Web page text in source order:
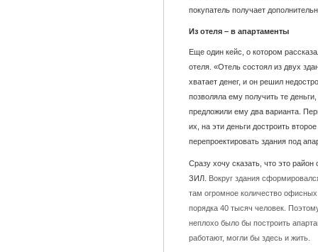
покупатель получает
Из отеля – в апартаменты
Еще один кейс, о котором
отеля. «Отель состоял из двух
хватает денег, и он решил
позволяла ему получить те
предложили ему два варианта.
их, на эти деньги достроить
перепроектировать здания под
Сразу хочу сказать, что это район
ЗИЛ. Вокруг здания
там огромное количество
порядка 40 тысяч человек.
неплохо было бы построить
работают, могли бы здесь и жить.